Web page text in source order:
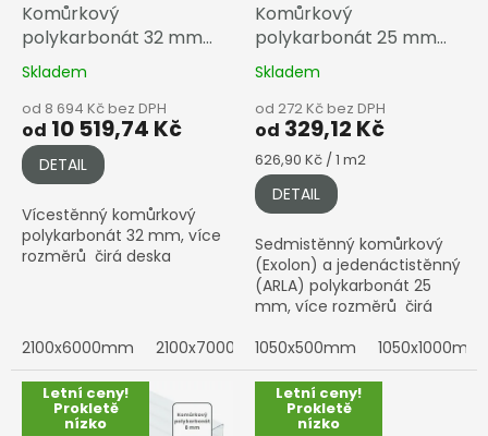
Komůrkový
polykarbonát 32 mm
čirá
Skladem
od 8 694 Kč bez DPH
od 10 519,74 Kč
DETAIL
Vícestěnný komůrkový
polykarbonát 32 mm, více
rozměrů čirá deska
2100x6000mm 2100x7000mm
Komůrkový
polykarbonát 25 mm
čirá
Skladem
od 272 Kč bez DPH
od 329,12 Kč
Měrná
cena:
626,90 Kč / 1 m2
DETAIL
Sedmistěnný komůrkový
(Exolon) a jedenáctistěnný
(ARLA) polykarbonát 25
mm, více rozměrů čirá
1050x500mm
1050x1000mm
Letní ceny!
Prokletě
nízko
Letní ceny!
Prokletě
nízko